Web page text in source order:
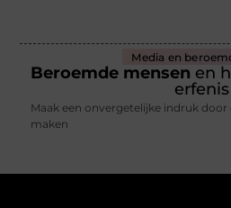
Media en
Beroemde mensen en
erfenis
Maak een onvergetelijke indruk
maken